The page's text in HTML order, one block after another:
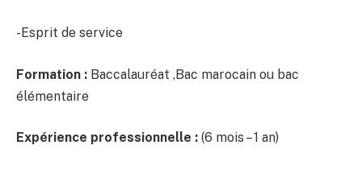
-Esprit de service
Formation : Baccalauréat ,Bac marocain ou bac
élémentaire
Expérience professionnelle : (6 mois – 1 an)